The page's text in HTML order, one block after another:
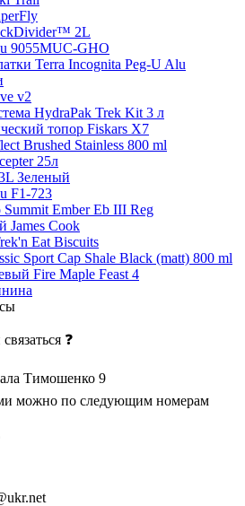
2L
9055MUC-GHO
Terra Incognita Peg-U Alu
v2
HydraPak Trek Kit 3 л
топор Fiskars X7
Brushed Stainless 800 ml
25л
Зеленый
F1-723
Ember Eb III Reg
James Cook
Eat Biscuits
Sport Cap Shale Black (matt) 800 ml
Fire Maple Feast 4
❓
Тимошенко 9
можно по следующим номерам
79-39